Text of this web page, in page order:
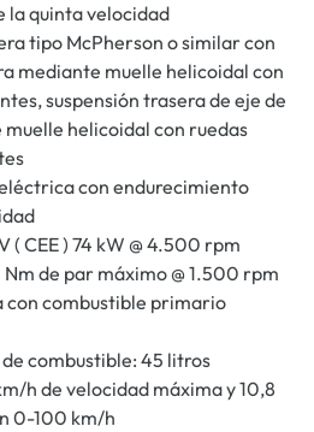
la quinta velocidad
tipo McPherson o similar con
mediante muelle helicoidal con
suspensión trasera de eje de
helicoidal con ruedas
con endurecimiento
( CEE ) 74 kW @ 4.500 rpm
de par máximo @ 1.500 rpm
con combustible primario
combustible: 45 litros
h de velocidad máxima y 10,8
0-100 km/h